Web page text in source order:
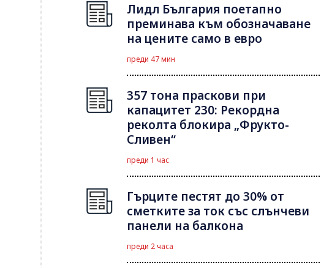
Лидл България поетапно
преминава към обозначаване
на цените само в евро
преди 47 мин
357 тона праскови при
капацитет 230: Рекордна
реколта блокира „Фрукто-
Сливен“
преди 1 час
Гърците пестят до 30% от
сметките за ток със слънчеви
панели на балкона
преди 2 часа